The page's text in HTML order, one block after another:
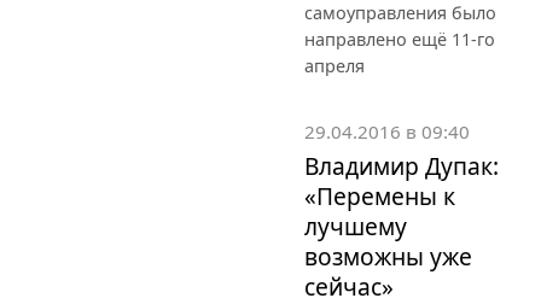
самоуправления было
направлено ещё 11-го
апреля
29.04.2016 в 09:40
Владимир Дупак:
«Перемены к
лучшему
возможны уже
сейчас»